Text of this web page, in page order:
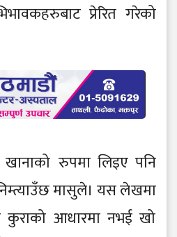
प्रेरित गरेको
खानाको रुपमा लिइए पनि
मासुले। यस ले खमा
कुराको आधारमा नभई खो